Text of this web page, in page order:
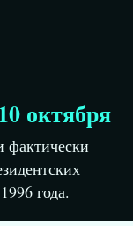
октября
года.